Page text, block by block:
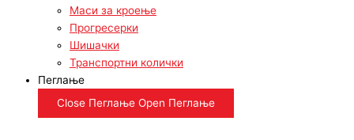
Маси за кроење
Прогресерки
Шишачки
Транспортни колички
Пеглање
Close Пеглање Open Пеглање